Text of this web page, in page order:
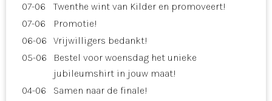
07-06
Twenthe wint van Kilder en promoveert!
07-06
Promotie!
06-06
Vrijwilligers bedankt!
05-06
Bestel voor woensdag het unieke
jubileumshirt in jouw maat!
04-06
Samen naar de finale!